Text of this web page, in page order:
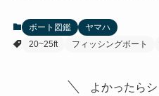
ボート図鑑
ヤマハ
20~25ft
フィッシングボート
よかったら